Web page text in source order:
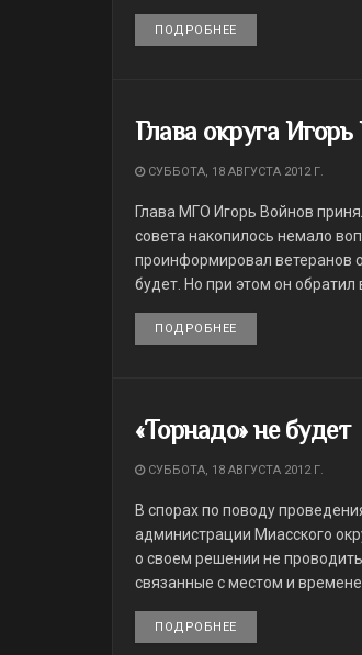
ПОДРОБНЕЕ
Глава округа
СУББОТА, 18 АВГУСТА 2012 Г.
Глава МГО Игорь Войнов
совета накопилось немало
проинформировал ветеранов
будет. Но при этом он обратил
ПОДРОБНЕЕ
«Торнадо» не будет
СУББОТА, 18 АВГУСТА 2012 Г.
В спорах по поводу
администрации Миасского
о своем решении не
связанные с местом и
ПОДРОБНЕЕ